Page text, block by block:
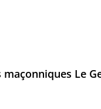
maçonniques Le